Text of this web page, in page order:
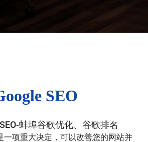
SEO
蚌埠谷歌优化、谷歌排名
一项重大决定，可以改善您的网站并